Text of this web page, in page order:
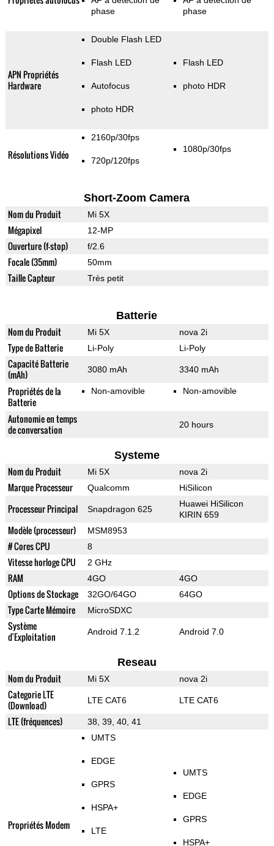
phase
phase
APN Propriétés
Hardware
Double Flash LED
Flash LED
Autofocus
photo HDR
Flash LED
photo HDR
Résolutions Vidéo
2160p/30fps
720p/120fps
1080p/30fps
Short-Zoom Camera
Nom du Produit Mi 5X
Mégapixel 12-MP
Ouverture (f-stop) f/2.6
Focale (35mm) 50mm
Taille Capteur Très petit
Batterie
Nom du Produit Mi 5X nova 2i
Type de Batterie Li-Poly Li-Poly
Capacité Batterie
(mAh)
3080 mAh 3340 mAh
Propriétés de la
Batterie
Non-amovible Non-amovible
Autonomie en temps
de conversation
20 hours
Systeme
Nom du Produit Mi 5X nova 2i
Marque Processeur Qualcomm HiSilicon
Processeur Principal Snapdragon 625
Huawei HiSilicon
KIRIN 659
Modèle (processeur) MSM8953
# Cores CPU 8
Vitesse horloge CPU 2 GHz
RAM 4GO 4GO
Options de Stockage 32GO/64GO 64GO
Type Carte Mémoire MicroSDXC
Système
d'Exploitation
Android 7.1.2 Android 7.0
Reseau
Nom du Produit Mi 5X nova 2i
Categorie LTE
(Download)
LTE CAT6 LTE CAT6
LTE (fréquences) 38, 39, 40, 41
Propriétés Modem
UMTS
EDGE
GPRS
HSPA+
LTE
UMTS
EDGE
GPRS
HSPA+